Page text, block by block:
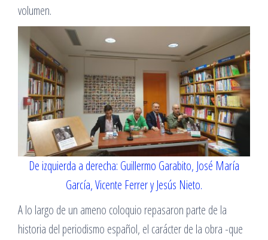
volumen.
De izquierda a derecha: Guillermo Garabito, José María
García, Vicente Ferrer y Jesús Nieto.
A lo largo de un ameno coloquio repasaron parte de la
historia del periodismo español, el carácter de la obra -que